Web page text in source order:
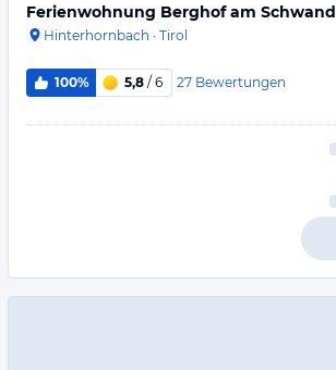
Ferienwohnung Berghof am Schwand
Hinterhornbach · Tirol
100% 5,8 / 6 27 Bewertungen